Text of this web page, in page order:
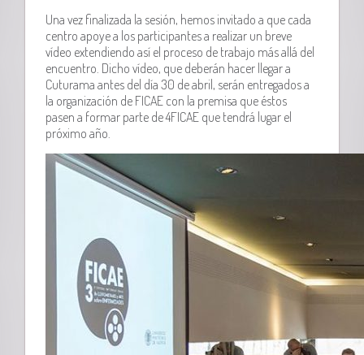
Una vez finalizada la sesión, hemos invitado a que cada
centro apoye a los participantes a realizar un breve
vídeo extendiendo así el proceso de trabajo más allá del
encuentro. Dicho vídeo, que deberán hacer llegar a
Cuturama antes del día 30 de abril, serán entregados a
la organización de FICAE con la premisa que éstos
pasen a formar parte de 4FICAE que tendrá lugar el
próximo año.